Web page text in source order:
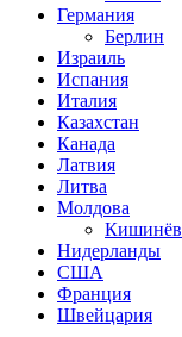
Германия
Берлин
Израиль
Испания
Италия
Казахстан
Канада
Латвия
Литва
Молдова
Кишинёв
Нидерланды
США
Франция
Швейцария